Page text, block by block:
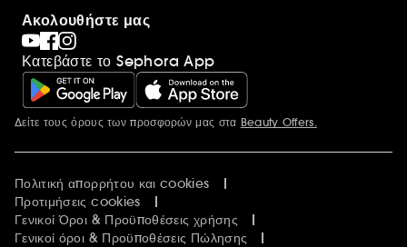
Ακολουθήστε μας
Κατεβάστε το Sephora App
Περισσότερες πληροφορίες
Δείτε τους όρους των προσφορών μας στα Beauty Offers.
Πολιτική απορρήτου και cookies
Προτιμήσεις cookies
Γενικοί Όροι & Προϋποθέσεις χρήσης
Γενικοί όροι & Προϋποθέσεις Πώλησης